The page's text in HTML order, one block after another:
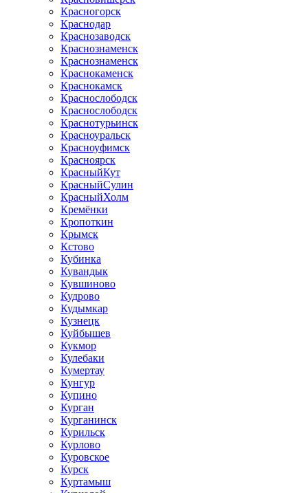
Красногорск
Краснодар
Краснозаводск
Краснознаменск
Краснознаменск
Краснокаменск
Краснокамск
Краснослободск
Краснослободск
Краснотурьинск
Красноуральск
Красноуфимск
Красноярск
КрасныйКут
КрасныйСулин
КрасныйХолм
Кремёнки
Кропоткин
Крымск
Кстово
Кубинка
Кувандык
Кувшиново
Кудрово
Кудымкар
Кузнецк
Куйбышев
Кукмор
Кулебаки
Кумертау
Кунгур
Купино
Курган
Курганинск
Курильск
Курлово
Куровское
Курск
Куртамыш